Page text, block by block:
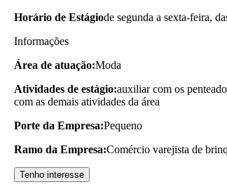
Horário de Estágiode segunda a sexta-feira,
Informações
Área de atuação:Moda
Atividades de estágio:auxiliar com os
com as demais atividades da área
Porte da Empresa:Pequeno
Ramo da Empresa:Comércio varejista de
Tenho interesse